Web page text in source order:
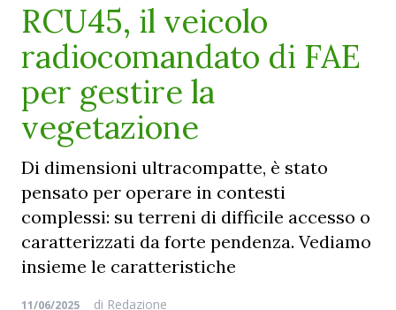
RCU45, il veicolo
radiocomandato di FAE
per gestire la
vegetazione
Di dimensioni ultracompatte, è stato
pensato per operare in contesti
complessi: su terreni di difficile accesso o
caratterizzati da forte pendenza. Vediamo
insieme le caratteristiche
11/06/2025 di Redazione